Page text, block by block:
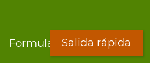
FormulariosSalida rápida